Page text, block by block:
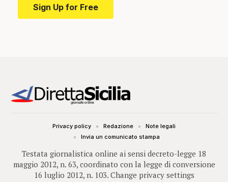
Sign Up for Free
Testata giornalistica online ai sensi decreto-legge 18
maggio 2012, n. 63, coordinato con la legge di conversione
16 luglio 2012, n. 103. Change privacy settings
Privacy policy Redazione
Note legali
Invia un comunicato stampa